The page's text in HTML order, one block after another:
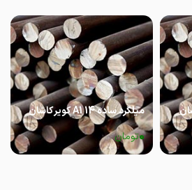
میلگرد ساده 14 A1 کویر کاشان
0تومان